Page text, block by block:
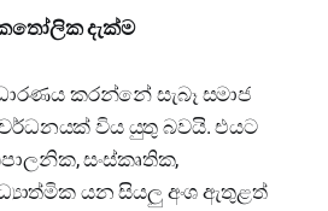
කතෝලික දැක්ම
කරන්නේ සැබෑ සමාජ
විය යුතු බවයි. එයට
සංස්කෘතික,
යන සියලු අංශ ඇතුළත්